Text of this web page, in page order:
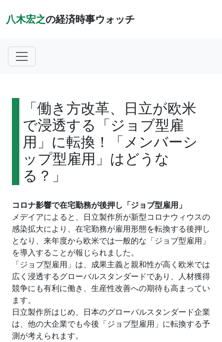
八木宏之の経済時事ウォッチ
「働き方改革、日立が欧米
で浸透する「ジョブ型雇
用」に転換！「メンバーシ
ップ型雇用」はどうな
る？」
コロナ影響で在宅勤務が後押し「ジョブ型雇用」
メデイアによると、日立製作所が新型コロナウィウスの
感染拡大により、在宅勤務が雇用形態を転換する後押し
となり、来年度から欧米では一般的な「ジョブ型雇用」
を導入することが報じられました。
「ジョブ型雇用」は、成果主義と親和性が高く欧米では
広く浸透するグローバルスタンダードであり、人材獲得
競争にも有利に働き、生産性改善への期待も高まってい
ます。
日立製作所はじめ、日本のグローバルスタンダード企業
は、他の大企業でも今後「ジョブ型雇用」に転換する予
測が考えられます。